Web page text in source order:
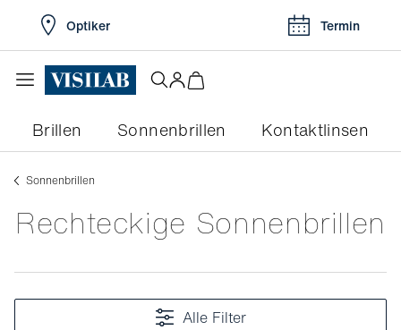
Optiker Termin
Brillen Sonnenbrillen Kontaktlinsen
Sonnenbrillen
Rechteckige Sonnenbrillen
Alle Filter